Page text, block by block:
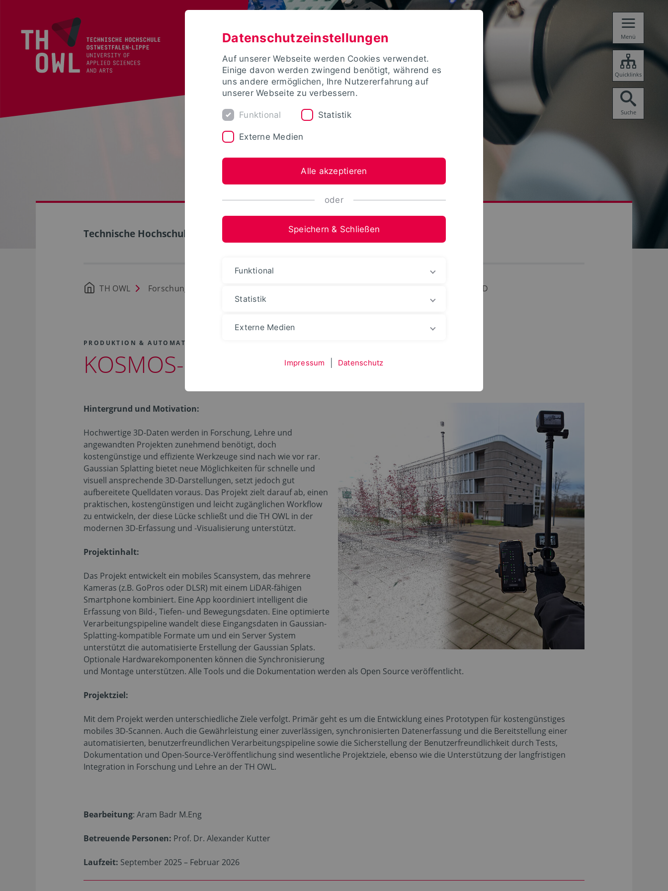
Menü
Quicklinks
Suche
Technische Hochschule Ostwestfalen-Lippe
TH OWL Forschung KOSMOS-3D
PRODUKTION & AUTOMATION
KOSMOS-3D
Hintergrund und Motivation:
Hochwertige 3D-Daten werden in Forschung, Lehre und
angewandten Projekten zunehmend benötigt, doch
kostengünstige und effiziente Werkzeuge sind nach wie vor rar.
Gaussian Splatting bietet neue Möglichkeiten für schnelle und
visuell ansprechende 3D-Darstellungen, setzt jedoch gut
aufbereitete Quelldaten voraus. Das Projekt zielt darauf ab, einen
praktischen, kostengünstigen und leicht zugänglichen Workflow
zu entwickeln, der diese Lücke schließt und die TH OWL in der
modernen 3D-Erfassung und -Visualisierung unterstützt.
Projektinhalt:
Das Projekt entwickelt ein mobiles Scansystem, das mehrere
Kameras (z.B. GoPros oder DLSR) mit einem LiDAR-fähigen
Smartphone kombiniert. Eine App koordiniert intelligent die
Erfassung von Bild-, Tiefen- und Bewegungsdaten. Eine optimierte
Verarbeitungspipeline wandelt diese Eingangsdaten in Gaussian-
Splatting-kompatible Formate um und ein Server System
unterstützt die automatisierte Erstellung der Gaussian Splats.
Optionale Hardwarekomponenten können die Synchronisierung
und Montage unterstützen. Alle Tools und die Dokumentation werden als Open Source veröffentlicht.
Projektziel:
Mit dem Projekt werden unterschiedliche Ziele verfolgt. Primär geht es um die Entwicklung eines Prototypen für kostengünstiges
mobiles 3D-Scannen. Auch die Gewährleistung einer zuverlässigen, synchronisierten Datenerfassung und die Bereitstellung einer
automatisierten, benutzerfreundlichen Verarbeitungspipeline sowie die Sicherstellung der Benutzerfreundlichkeit durch Tests,
Dokumentation und Open-Source-Veröffentlichung sind wesentliche Projektziele, ebenso wie die Unterstützung der langfristigen
Integration in Forschung und Lehre an der TH OWL.
Bearbeitung: Aram Badr M.Eng
Betreuende Personen: Prof. Dr. Alexander Kutter
Laufzeit: September 2025 – Februar 2026
Datenschutzeinstellungen
Auf unserer Webseite werden Cookies verwendet.
Einige davon werden zwingend benötigt, während es
uns andere ermöglichen, Ihre Nutzererfahrung auf
unserer Webseite zu verbessern.
Funktional Statistik
Externe Medien
Alle akzeptieren
oder
Speichern & Schließen
Funktional
Statistik
Externe Medien
Impressum Datenschutz